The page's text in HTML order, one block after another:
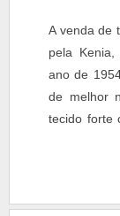
A venda de
pela
ano de
de melhor
tecido forte
confecção
decoração,
palco,